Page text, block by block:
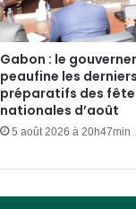
Gabon : le
peaufine les
préparatifs des
nationales d’août
5 août 2026 à 20h47min